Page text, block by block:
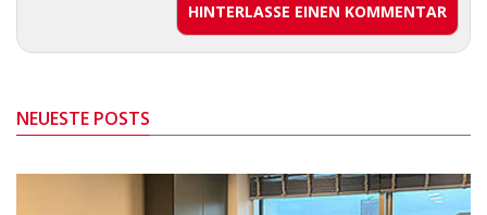
HINTERLASSE EINEN KOMMENTAR
NEUESTE POSTS